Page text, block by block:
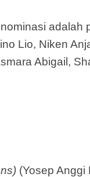
adalah
Lio, Niken
Abigail,
(Yosep Anggi